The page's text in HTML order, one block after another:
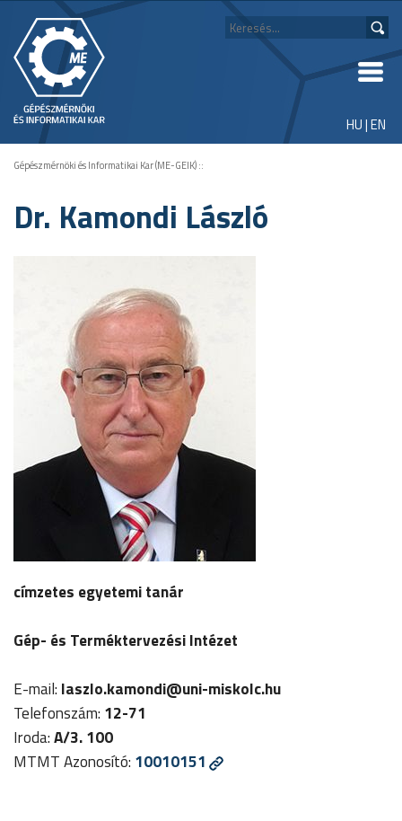
HU|EN
Gépészmérnöki és Informatikai Kar (ME-GEIK)::
Dr. Kamondi László
címzetes egyetemi tanár
Gép- és Terméktervezési Intézet
E-mail: laszlo.kamondi@uni-miskolc.hu
Telefonszám: 12-71
Iroda:A/3. 100
MTMT Azonosító: 10010151